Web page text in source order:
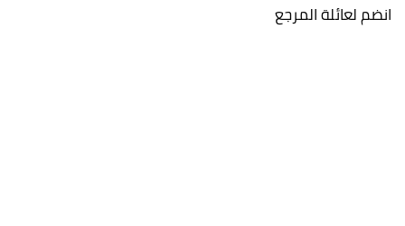
انضم لعائلة المرجع